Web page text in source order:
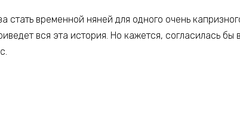
стать временной няней для одного очень
вся эта история. Но кажется, согласилась бы